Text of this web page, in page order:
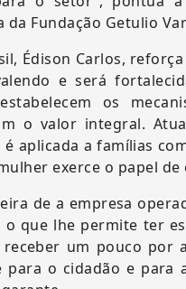
Fundação Getulio
Édison Carlos,
e será
os
o valor integral.
aplicada a famílias
exerce o papel
de a empresa
o que lhe permite ter
um pouco por
o cidadão e para